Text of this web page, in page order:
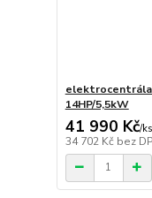
elektrocentrála
14HP/5,5kW
41 990 Kč/ks
34 702 Kč bez